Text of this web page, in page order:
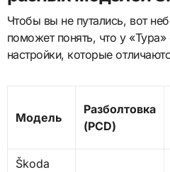
Чтобы вы не путались, вот
поможет понять, что у
настройки, которые
Модель
Разболтовка
(PCD)
Škoda